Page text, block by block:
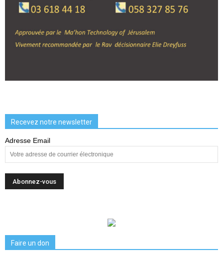
Recevez notre newsletter
Adresse Email
Faire un don